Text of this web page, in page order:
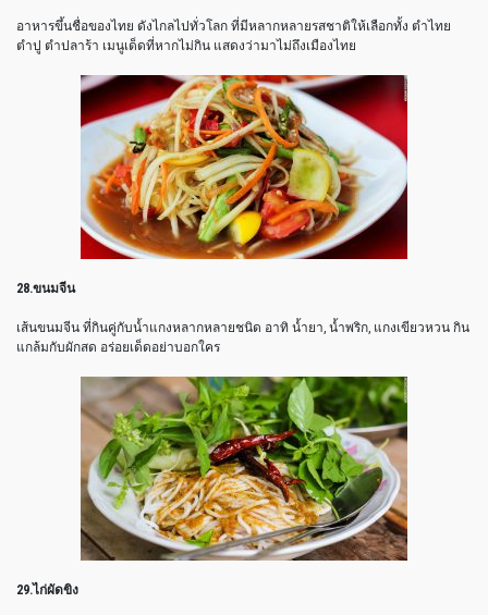
อาหารขึ้นชื่อของไทย ดังไกลไปทั่วโลก ที่มีหลากหลายรสชาติให้เลือกทั้ง ตำไทย
ตำปู ตำปลาร้า เมนูเด็ดที่หากไม่กิน แสดงว่ามาไม่ถึงเมืองไทย
28.ขนมจีน
เส้นขนมจีน ที่กินคู่กับน้ำแกงหลากหลายชนิด อาทิ น้ำยา, น้ำพริก, แกงเขียวหวน กิน
แกล้มกับผักสด อร่อยเด็ดอย่าบอกใคร
29.ไก่ผัดขิง